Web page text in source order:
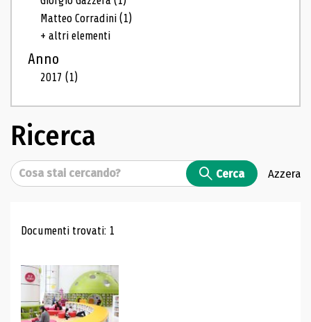
Matteo Corradini(1)
+ altri elementi
Anno
2017(1)
Ricerca
Cerca Cerca Azzera
Risultati di ricerca
Documenti trovati: 1